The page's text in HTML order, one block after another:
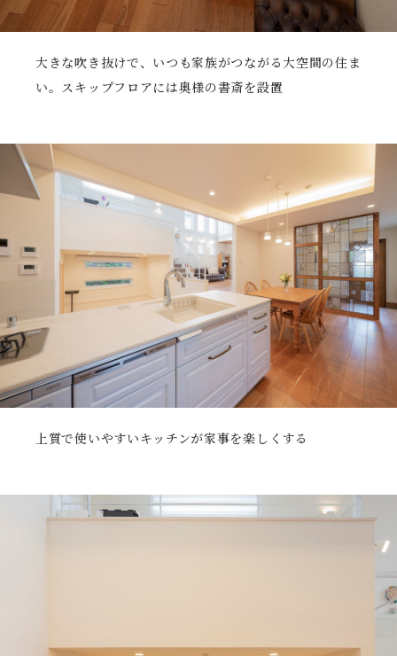
大きな吹き抜けで、いつも家族がつながる大空間の住ま
い。スキップフロアには奥様の書斎を設置
上質で使いやすいキッチンが家事を楽しくする